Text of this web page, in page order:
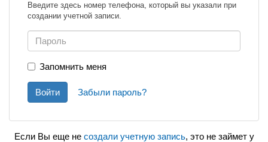
Введите здесь номер телефона, который вы указали при
создании учетной записи.
Запомнить меня
Войти Забыли пароль?
Если Вы еще не создали учетную запись, это не займет у